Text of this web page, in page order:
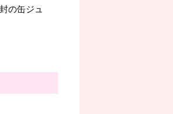
の缶ジュ